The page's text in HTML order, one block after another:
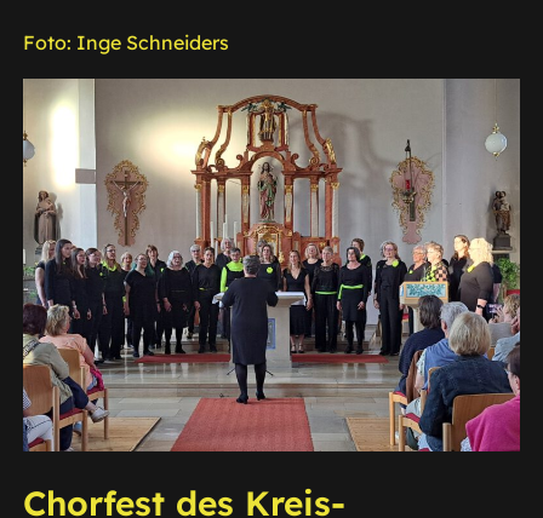
Foto: Inge Schneiders
Chorfest des Kreis-